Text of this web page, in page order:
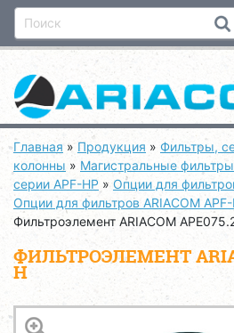
Главная » Продукция » Фильтры,
колонны » Магистральные фильтры
серии APF-HP » Опции для
Опции для фильтров ARIACOM
Фильтроэлемент ARIACOM
ФИЛЬТРОЭЛЕМЕНТ
H